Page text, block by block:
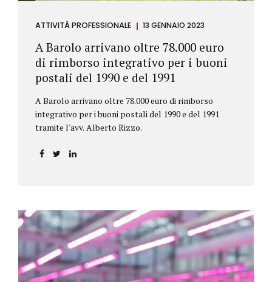
ATTIVITÀ PROFESSIONALE 13 GENNAIO 2023
A Barolo arrivano oltre 78.000 euro
di rimborso integrativo per i buoni
postali del 1990 e del 1991
A Barolo arrivano oltre 78.000 euro di rimborso
integrativo per i buoni postali del 1990 e del 1991
tramite l'avv. Alberto Rizzo.